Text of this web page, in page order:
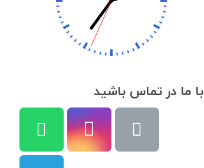
با ما در تماس باشید